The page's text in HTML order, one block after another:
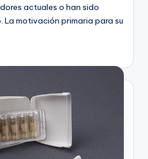
actuales o han sido
La motivación primaria para su